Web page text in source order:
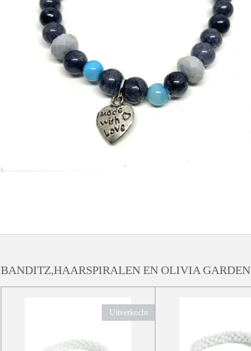
BANDITZ,HAARSPIRALEN EN OLIVIA GARDEN
Uitverkocht